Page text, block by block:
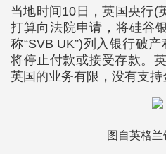
当地时间10日，英国央行(
打算向法院申请，将硅谷
称“SVB UK”)列入银行破
将停止付款或接受存款。
英国的业务有限，没有支持
图自英格兰